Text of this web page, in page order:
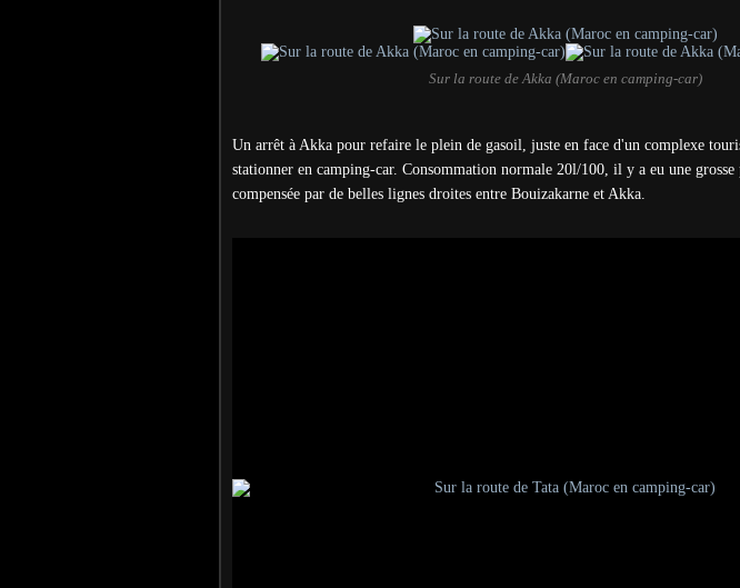
Sur la route de Akka (Maroc en camping-car)
Un arrêt à Akka pour refaire le plein de gasoil, juste en face d'un complexe
stationner en camping-car. Consommation normale 20l/100, il y a eu une grosse
compensée par de belles lignes droites entre Bouizakarne et Akka.